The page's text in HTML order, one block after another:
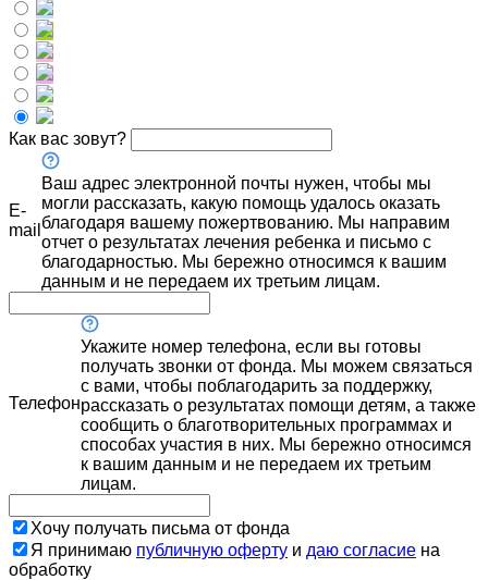
Как вас зовут?
E-
mail
Ваш адрес электронной почты нужен, чтобы мы
могли рассказать, какую помощь удалось оказать
благодаря вашему пожертвованию. Мы направим
отчет о результатах лечения ребенка и письмо с
благодарностью. Мы бережно относимся к вашим
данным и не передаем их третьим лицам.
Телефон
Укажите номер телефона, если вы готовы
получать звонки от фонда. Мы можем связаться
с вами, чтобы поблагодарить за поддержку,
рассказать о результатах помощи детям, а также
сообщить о благотворительных программах и
способах участия в них. Мы бережно относимся
к вашим данным и не передаем их третьим
лицам.
Хочу получать письма от фонда
Я принимаю публичную оферту и даю согласие на
обработку